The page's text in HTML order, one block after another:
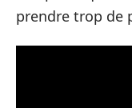
prendre trop de